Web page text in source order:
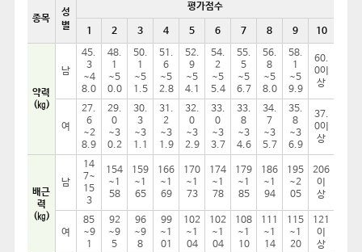
종목
성
별
평가점수
1 2 3 4 5 6 7 8 9 10
약력
(㎏)
남
45.
3
~4
8.0
48.
1
~5
0.0
50.
1
~5
1.5
51.
6
~5
2.8
52.
9
~5
4.1
54.
2
~5
5.4
55.
5
~5
6.7
56.
8
~5
8.0
58.
1
~5
9.9
60.
0이
상
여
27.
6
~2
8.9
29.
0
~3
0.2
30.
3
~3
1.1
31.
2
~3
1.9
32.
0
~3
2.9
33.
0
~3
3.7
33.
8
~3
4.6
34.
7
~3
5.7
35.
8
~3
6.9
37.
0이
상
배근
력
(㎏)
남
14
7~
15
3
154
~1
58
159
~1
65
166
~1
69
170
~1
73
174
~1
78
179
~1
85
186
~1
94
195
~2
05
206
이
상
여
85
~9
1
92
~9
5
96
~9
8
99
~1
01
102
~1
04
102
~1
04
108
~1
10
111
~1
14
115
~1
20
121
이
상